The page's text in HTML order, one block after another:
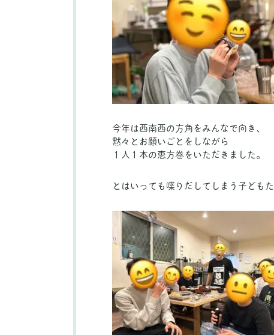
今年は西南西の方角をみんなで向き、
黙々とお願いごとをしながら
１人１本の恵方巻をいただきました。
とはいっても喋りだしてしまう子どもた